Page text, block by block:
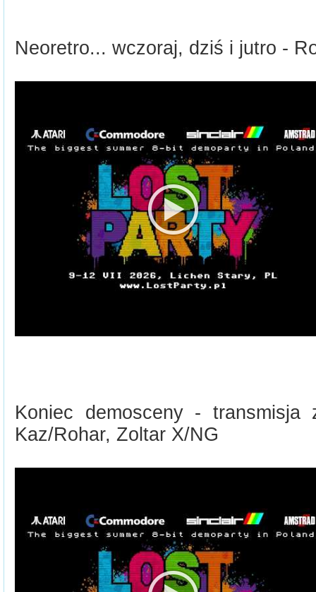
Neoretro... wczoraj, dziś i jutro -
Koniec demosceny -
Kaz/Rohar, Zoltar X/NG